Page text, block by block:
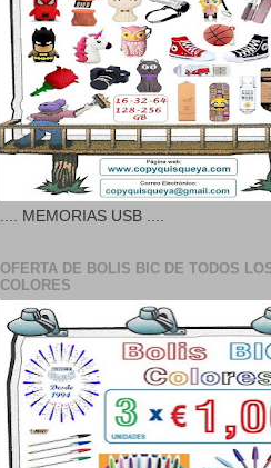
.... MEMORIAS USB ....
OFERTA DE BOLIS BIC DE TODOS
COLORES